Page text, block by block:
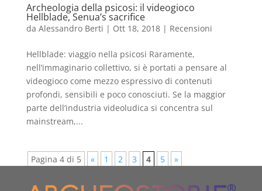
Archeologia della psicosi: il videogioco
Hellblade, Senua’s sacrifice
da Alessandro Berti | Ott 18, 2018| Recensioni
Hellblade: viaggio nella psicosi Raramente,
nell’immaginario collettivo, si è portati a pensare al
videogioco come mezzo espressivo di contenuti
profondi, sensibili e poco conosciuti. Se la maggior
parte dell’industria videoludica si concentra sul
mainstream,...
Pagina 4 di 5 « 1 2 3 4 5 »